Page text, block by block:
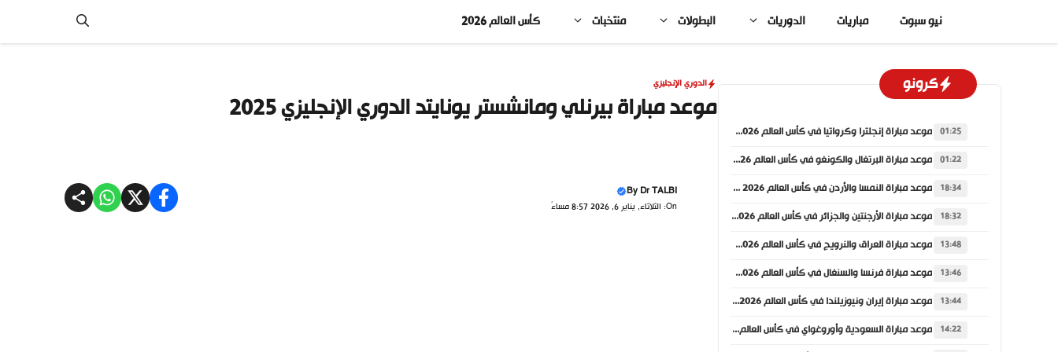
المحتوى
نيو سبوت مباريات الدوريات البطولات منتخبات كأس العالم 2026
الدوري الإنجليزي
موعد مباراة بيرنلي ومانشستر يونايتد الدوري الإنجليزي 2025
ByDr TALBI
On: الثلاثاء, يناير 6, 2026 8:57 مساءً
كرونو
01:25 موعد مباراة إنجلترا وكرواتيا في كأس العالم 2026 والقنوات الناقلة
01:22 موعد مباراة البرتغال والكونغو في كأس العالم 2026 والقنوات الناقلة
18:34 موعد مباراة النمسا والأردن في كأس العالم 2026 والقنوات الناقلة
18:32 موعد مباراة الأرجنتين والجزائر في كأس العالم 2026 والقنوات الناقلة
13:48 موعد مباراة العراق والنرويج في كأس العالم 2026 والقنوات الناقلة
13:46 موعد مباراة فرنسا والسنغال في كأس العالم 2026 والقنوات الناقلة
13:44 موعد مباراة إيران ونيوزيلندا في كأس العالم 2026 والقنوات الناقلة
14:22 موعد مباراة السعودية وأوروغواي في كأس العالم 2026 والقنوات الناقلة